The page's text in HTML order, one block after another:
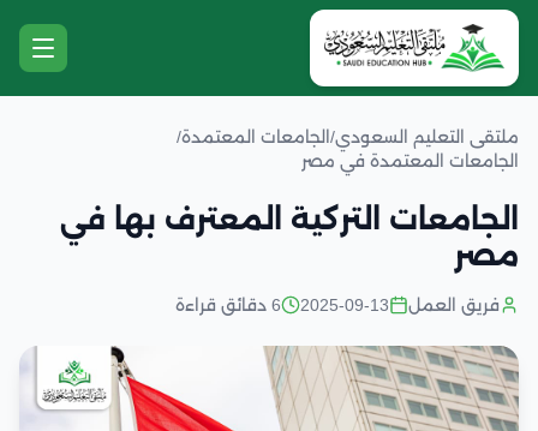
ملتقى التعليم السعودي/ الجامعات المعتمدة/
الجامعات المعتمدة في مصر
الجامعات التركية المعترف بها في
مصر
فريق العمل 2025-09-13 6 دقائق قراءة